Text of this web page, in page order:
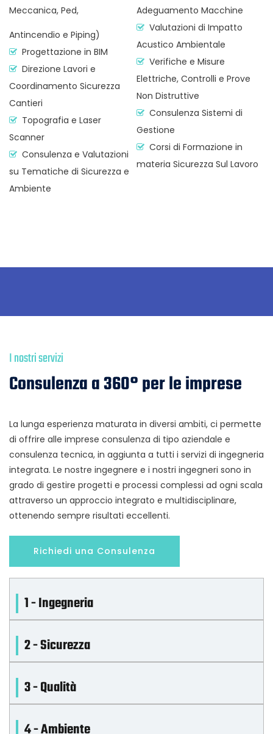
Meccanica, Ped,
Antincendio e Piping)
Progettazione in BIM
Direzione Lavori e
Coordinamento Sicurezza
Cantieri
Topografia e Laser
Scanner
Consulenza e Valutazioni
su Tematiche di Sicurezza e
Ambiente
Adeguamento Macchine
Valutazioni di Impatto
Acustico Ambientale
Verifiche e Misure
Elettriche, Controlli e Prove
Non Distruttive
Consulenza Sistemi di
Gestione
Corsi di Formazione in
materia Sicurezza Sul Lavoro
I nostri servizi
Consulenza a 360° per le imprese
La lunga esperienza maturata in diversi ambiti, ci permette
di offrire alle imprese consulenza di tipo aziendale e
consulenza tecnica, in aggiunta a tutti i servizi di ingegneria
integrata. Le nostre ingegnere e i nostri ingegneri sono in
grado di gestire progetti e processi complessi ad ogni scala
attraverso un approccio integrato e multidisciplinare,
ottenendo sempre risultati eccellenti.
Richiedi una Consulenza
1 - Ingegneria
2 - Sicurezza
3 - Qualità
4 - Ambiente